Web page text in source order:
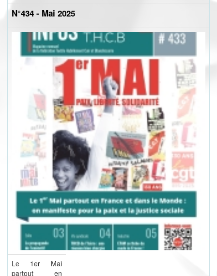
N°434 - Mai 2025
Le 1er Mai
partout en